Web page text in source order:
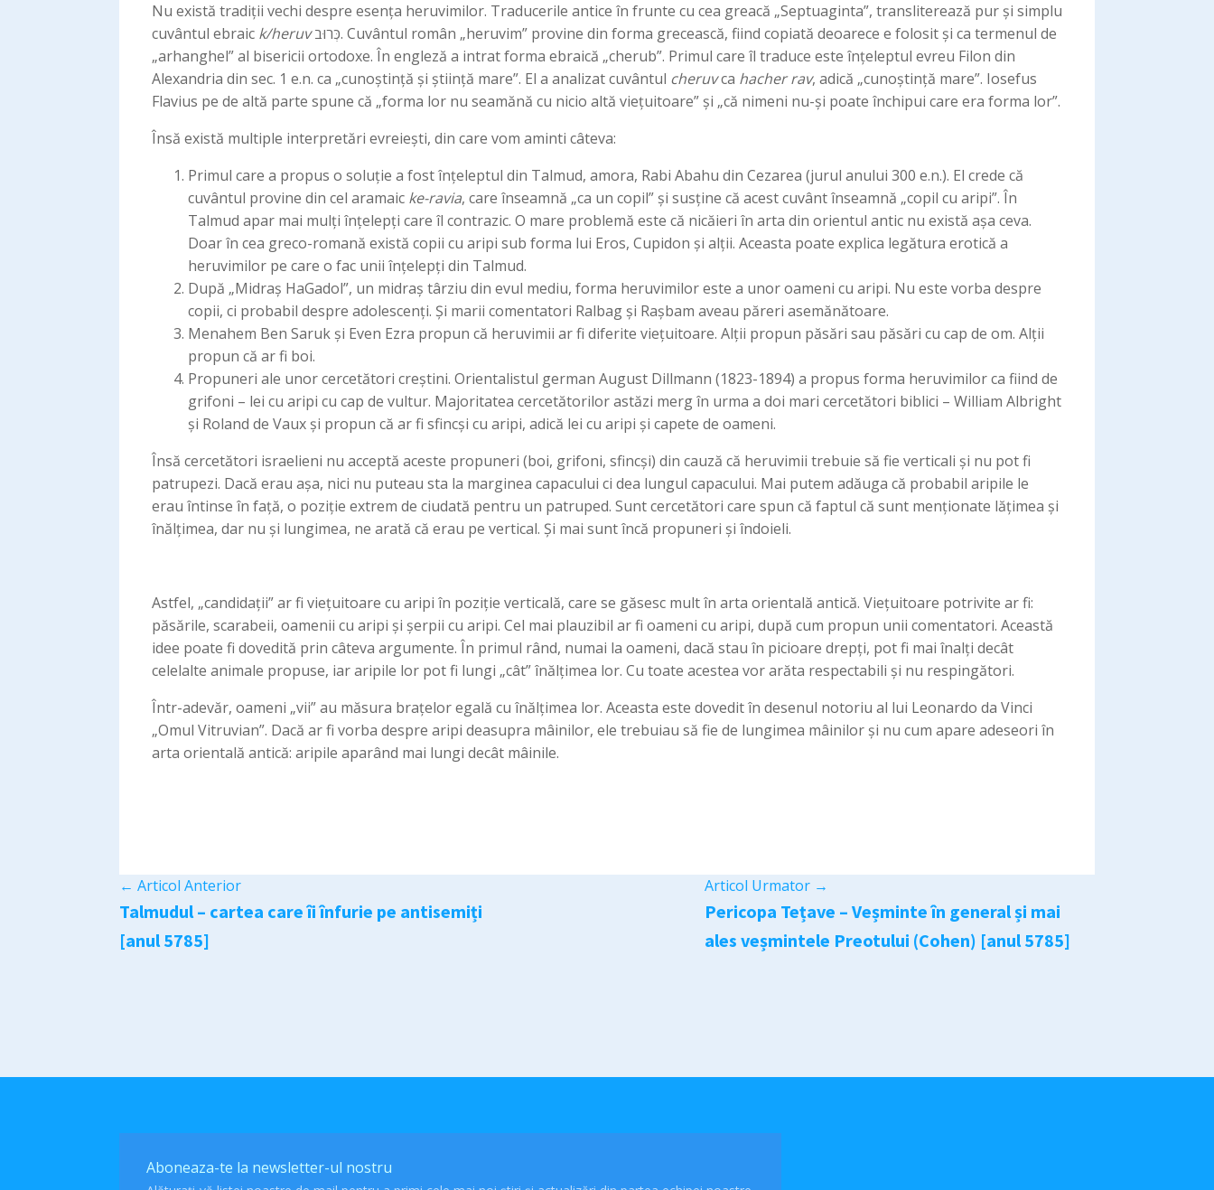
Nu există tradiții vechi despre esența heruvimilor. Traducerile antice în frunte cu cea greacă „Septuaginta”, transliterează pur și simplu
cuvântul ebraic k/heruvכְּרוּב. Cuvântul român „heruvim” provine din forma grecească, fiind copiată deoarece e folosit și ca termenul de
„arhanghel” al bisericii ortodoxe. În engleză a intrat forma ebraică „cherub”. Primul care îl traduce este înțeleptul evreu Filon din
Alexandria din sec. 1 e.n. ca „cunoștință și știință mare”. El a analizat cuvântul cheruvca hacher rav, adică „cunoștință mare”. Iosefus
Flavius pe de altă parte spune că „forma lor nu seamănă cu nicio altă viețuitoare” și „că nimeni nu-și poate închipui care era forma lor”.
Însă există multiple interpretări evreiești, din care vom aminti câteva:
Primul care a propus o soluție a fost înțeleptul din Talmud, amora, Rabi Abahu din Cezarea (jurul anului 300 e.n.). El crede că
cuvântul provine din cel aramaic ke-ravia, care înseamnă „ca un copil” și susține că acest cuvânt înseamnă „copil cu aripi”. În
Talmud apar mai mulți înțelepți care îl contrazic. O mare problemă este că nicăieri în arta din orientul antic nu există așa ceva.
Doar în cea greco-romană există copii cu aripi sub forma lui Eros, Cupidon și alții. Aceasta poate explica legătura erotică a
heruvimilor pe care o fac unii înțelepți din Talmud.
După „Midraș HaGadol”, un midraș târziu din evul mediu, forma heruvimilor este a unor oameni cu aripi. Nu este vorba despre
copii, ci probabil despre adolescenți. Și marii comentatori Ralbag și Rașbam aveau păreri asemănătoare.
Menahem Ben Saruk și Even Ezra propun că heruvimii ar fi diferite viețuitoare. Alții propun păsări sau păsări cu cap de om. Alții
propun că ar fi boi.
Propuneri ale unor cercetători creștini. Orientalistul german August Dillmann (1823-1894) a propus forma heruvimilor ca fiind de
grifoni – lei cu aripi cu cap de vultur. Majoritatea cercetătorilor astăzi merg în urma a doi mari cercetători biblici – William Albright
și Roland de Vaux și propun că ar fi sfincși cu aripi, adică lei cu aripi și capete de oameni.
Însă cercetători israelieni nu acceptă aceste propuneri (boi, grifoni, sfincși) din cauză că heruvimii trebuie să fie verticali și nu pot fi
patrupezi. Dacă erau așa, nici nu puteau sta la marginea capacului ci dea lungul capacului. Mai putem adăuga că probabil aripile le
erau întinse în față, o poziție extrem de ciudată pentru un patruped. Sunt cercetători care spun că faptul că sunt menționate lățimea și
înălțimea, dar nu și lungimea, ne arată că erau pe vertical. Și mai sunt încă propuneri și îndoieli.
Astfel, „candidații” ar fi viețuitoare cu aripi în poziție verticală, care se găsesc mult în arta orientală antică. Viețuitoare potrivite ar fi:
păsările, scarabeii, oamenii cu aripi și șerpii cu aripi. Cel mai plauzibil ar fi oameni cu aripi, după cum propun unii comentatori. Această
idee poate fi dovedită prin câteva argumente. În primul rând, numai la oameni, dacă stau în picioare drepți, pot fi mai înalți decât
celelalte animale propuse, iar aripile lor pot fi lungi „cât” înălțimea lor. Cu toate acestea vor arăta respectabili și nu respingători.
Într-adevăr, oameni „vii” au măsura brațelor egală cu înălțimea lor. Aceasta este dovedit în desenul notoriu al lui Leonardo da Vinci
„Omul Vitruvian”. Dacă ar fi vorba despre aripi deasupra mâinilor, ele trebuiau să fie de lungimea mâinilor și nu cum apare adeseori în
arta orientală antică: aripile aparând mai lungi decât mâinile.
← Articol Anterior
Talmudul – cartea care îi înfurie pe antisemiți
[anul 5785]
Articol Urmator →
Pericopa Tețave – Veșminte în general și mai
ales veșmintele Preotului (Cohen) [anul 5785]
Aboneaza-te la newsletter-ul nostru